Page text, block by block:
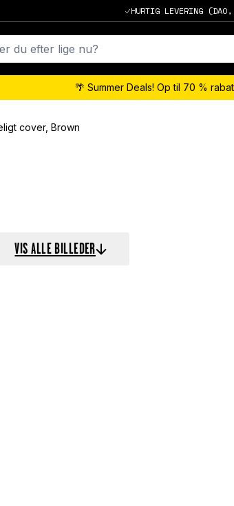
HURTIG LEVERING
🌴 Summer Deals! Op til 70 %
cover, Brown
VIS ALLE BILLEDER